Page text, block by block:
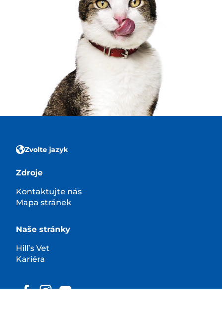
Zvolte jazyk
Zdroje
Kontaktujte nás
Mapa stránek
Naše stránky
Hill’s Vet
Kariéra